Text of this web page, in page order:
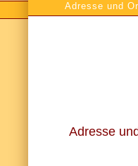
Adresse und
Adresse